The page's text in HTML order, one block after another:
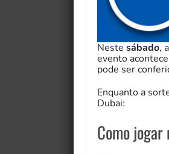
Neste sábado, a
evento
pode ser
Enquanto a
Dubai:
Como jogar